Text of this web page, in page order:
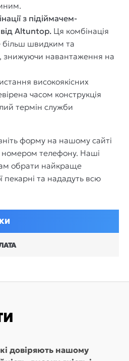
з підіймачем-
Altuntop. Ця комбінація
швидким та
знижуючи навантаження на
високоякісних
часом конструкція
термін служби
форму на нашому сайті
номером телефону. Наші
обрати найкраще
та нададуть всю
довіряють нашому